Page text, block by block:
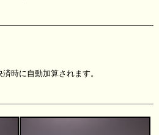
時に自動加算されます。